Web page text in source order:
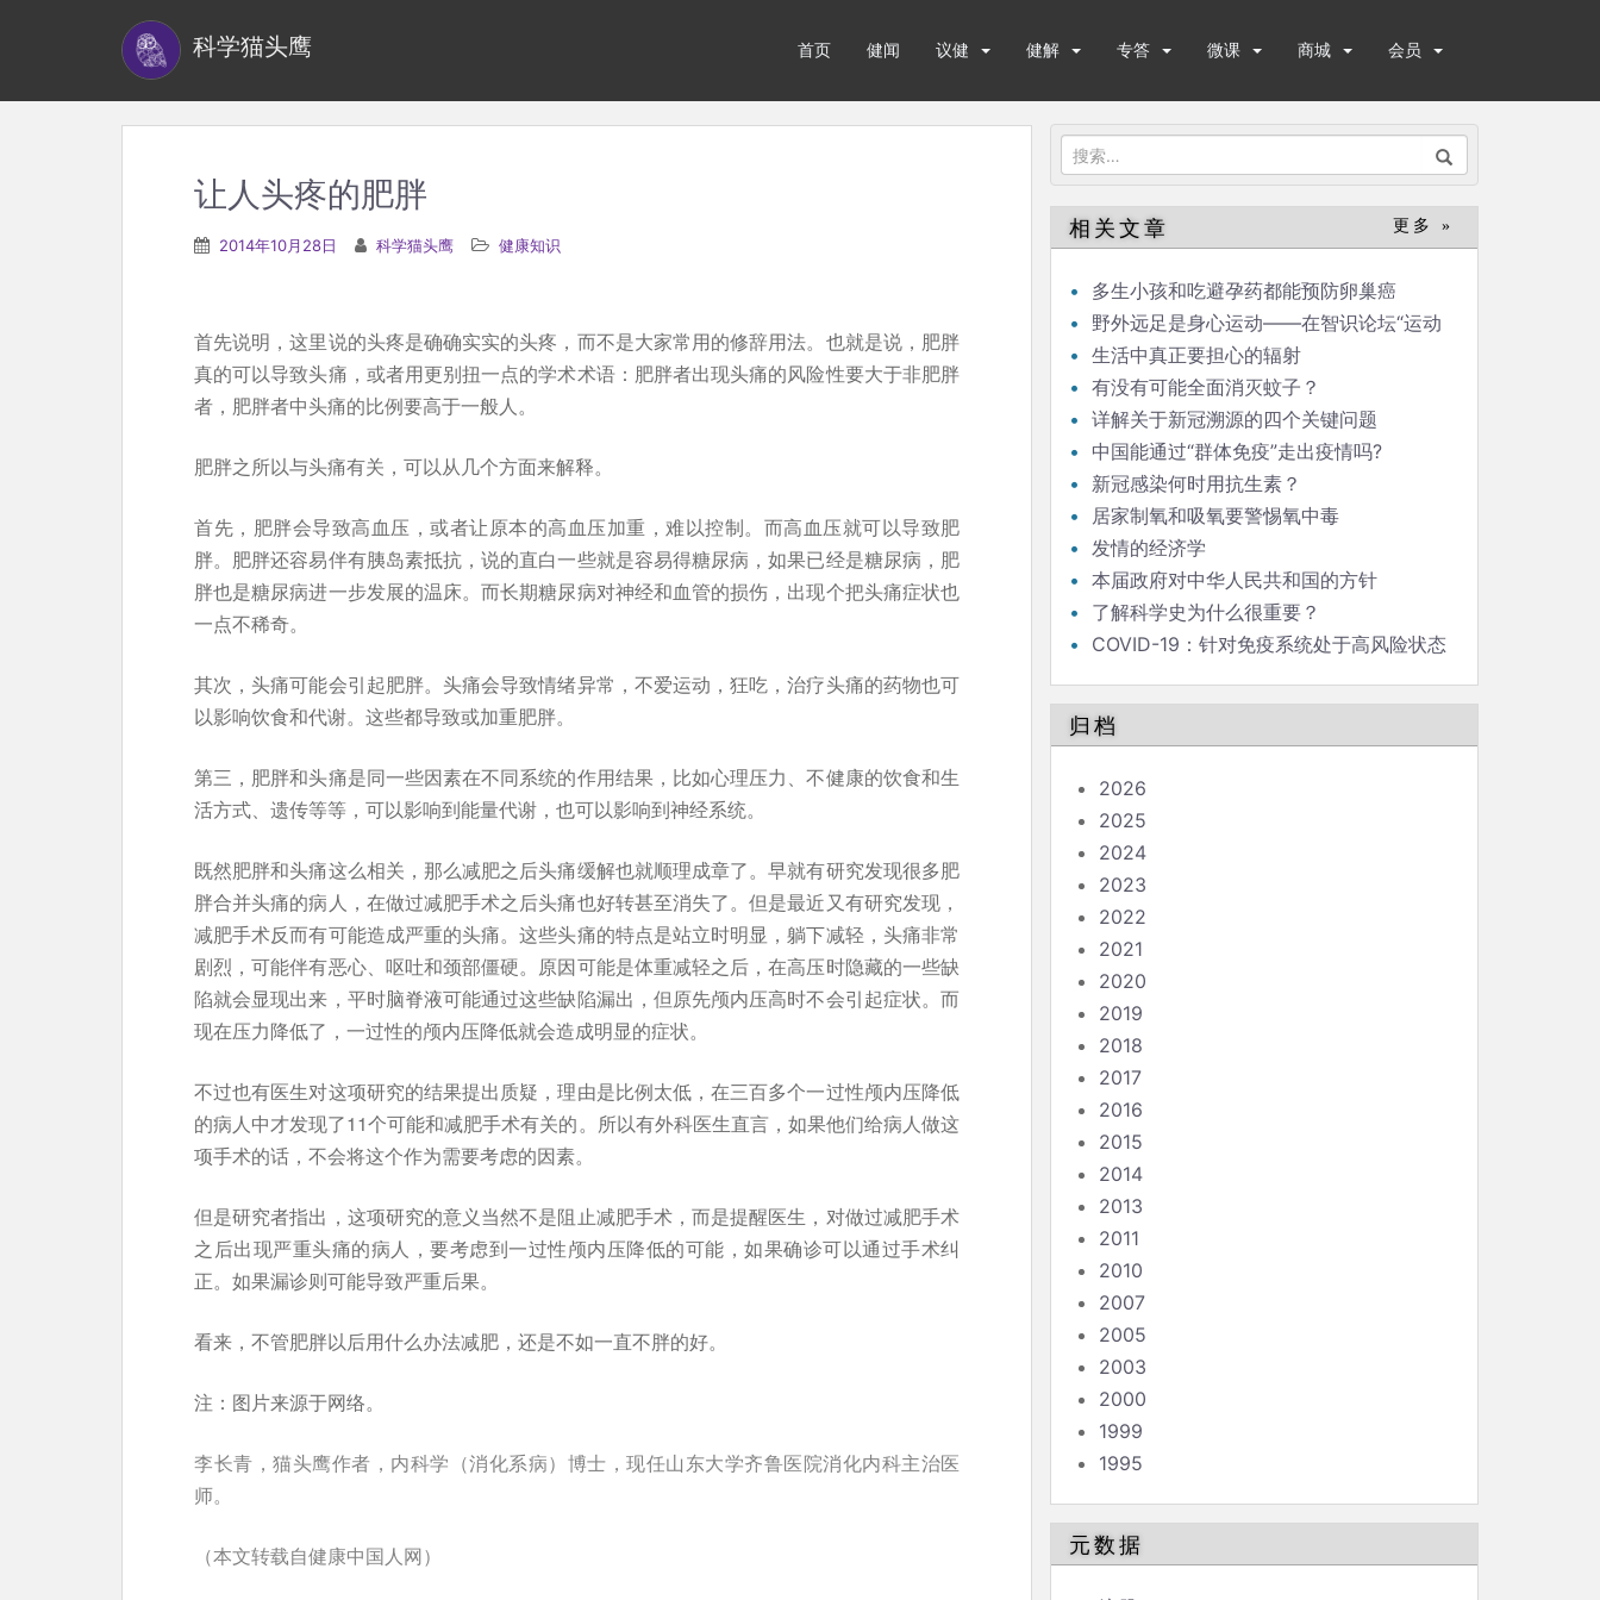
科学猫头鹰 首页 健闻 议健 健解 专答 微课 商城 会员
搜
索：
让人头疼的肥胖
2014年10月28日 科学猫头鹰 健康知识
首先说明，这里说的头疼是确确实实的头疼，而不是大家常用的修辞用法。也就是说，肥胖
真的可以导致头痛，或者用更别扭一点的学术术语：肥胖者出现头痛的风险性要大于非肥胖
者，肥胖者中头痛的比例要高于一般人。
肥胖之所以与头痛有关，可以从几个方面来解释。
首先，肥胖会导致高血压，或者让原本的高血压加重，难以控制。而高血压就可以导致肥
胖。肥胖还容易伴有胰岛素抵抗，说的直白一些就是容易得糖尿病，如果已经是糖尿病，肥
胖也是糖尿病进一步发展的温床。而长期糖尿病对神经和血管的损伤，出现个把头痛症状也
一点不稀奇。
其次，头痛可能会引起肥胖。头痛会导致情绪异常，不爱运动，狂吃，治疗头痛的药物也可
以影响饮食和代谢。这些都导致或加重肥胖。
第三，肥胖和头痛是同一些因素在不同系统的作用结果，比如心理压力、不健康的饮食和生
活方式、遗传等等，可以影响到能量代谢，也可以影响到神经系统。
既然肥胖和头痛这么相关，那么减肥之后头痛缓解也就顺理成章了。早就有研究发现很多肥
胖合并头痛的病人，在做过减肥手术之后头痛也好转甚至消失了。但是最近又有研究发现，
减肥手术反而有可能造成严重的头痛。这些头痛的特点是站立时明显，躺下减轻，头痛非常
剧烈，可能伴有恶心、呕吐和颈部僵硬。原因可能是体重减轻之后，在高压时隐藏的一些缺
陷就会显现出来，平时脑脊液可能通过这些缺陷漏出，但原先颅内压高时不会引起症状。而
现在压力降低了，一过性的颅内压降低就会造成明显的症状。
不过也有医生对这项研究的结果提出质疑，理由是比例太低，在三百多个一过性颅内压降低
的病人中才发现了11个可能和减肥手术有关的。所以有外科医生直言，如果他们给病人做这
项手术的话，不会将这个作为需要考虑的因素。
但是研究者指出，这项研究的意义当然不是阻止减肥手术，而是提醒医生，对做过减肥手术
之后出现严重头痛的病人，要考虑到一过性颅内压降低的可能，如果确诊可以通过手术纠
正。如果漏诊则可能导致严重后果。
看来，不管肥胖以后用什么办法减肥，还是不如一直不胖的好。
注：图片来源于网络。
李长青，猫头鹰作者，内科学（消化系病）博士，现任山东大学齐鲁医院消化内科主治医
师。
（本文转载自健康中国人网）
相关文章 更多 »
多生小孩和吃避孕药都能预防卵巢癌
野外远足是身心运动——在智识论坛“运动
与健康”的发言
生活中真正要担心的辐射
有没有可能全面消灭蚊子？
详解关于新冠溯源的四个关键问题
中国能通过“群体免疫”走出疫情吗?
新冠感染何时用抗生素？
居家制氧和吸氧要警惕氧中毒
发情的经济学
本届政府对中华人民共和国的方针
了解科学史为什么很重要？
COVID-19：针对免疫系统处于高风险状态
归档
2026
2025
2024
2023
2022
2021
2020
2019
2018
2017
2016
2015
2014
2013
2011
2010
2007
2005
2003
2000
1999
1995
元数据